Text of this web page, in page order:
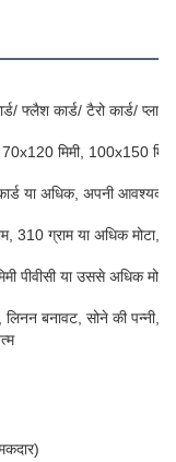
कार्ड/ टैरो कार्ड/
70x120 मिमी, 100x150
या अधिक, अपनी
310 ग्राम या अधिक मोटा,
पीवीसी या उससे अधिक मोटी
लिनन बनावट, सोने की पन्नी,